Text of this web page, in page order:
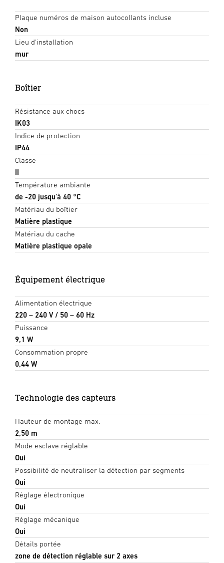
Plaque numéros de maison autocollants incluse
Non
Lieu d'installation
mur
Boîtier
Résistance aux chocs
IK03
Indice de protection
IP44
Classe
II
Température ambiante
de -20 jusqu'à 40 °C
Matériau du boîtier
Matière plastique
Matériau du cache
Matière plastique opale
Équipement électrique
Alimentation électrique
220 – 240 V / 50 – 60 Hz
Puissance
9,1 W
Consommation propre
0,44 W
Technologie des capteurs
Hauteur de montage max.
2,50 m
Mode esclave réglable
Oui
Possibilité de neutraliser la détection par segments
Oui
Réglage électronique
Oui
Réglage mécanique
Oui
Détails portée
zone de détection réglable sur 2 axes